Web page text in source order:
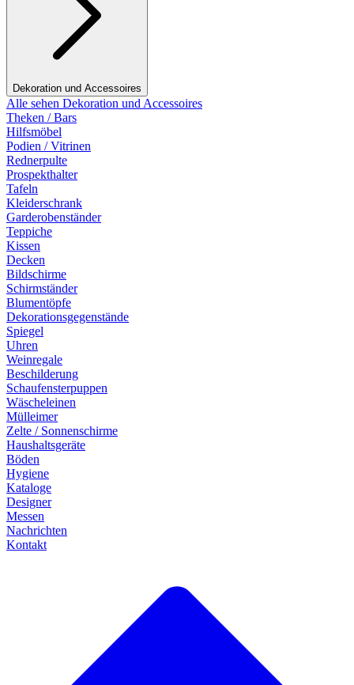
Dekoration und Accessoires
Alle sehen Dekoration und Accessoires
Theken / Bars
Hilfsmöbel
Podien / Vitrinen
Rednerpulte
Prospekthalter
Tafeln
Kleiderschrank
Garderobenständer
Teppiche
Kissen
Decken
Bildschirme
Schirmständer
Blumentöpfe
Dekorationsgegenstände
Spiegel
Uhren
Weinregale
Beschilderung
Schaufensterpuppen
Wäscheleinen
Mülleimer
Zelte / Sonnenschirme
Haushaltsgeräte
Böden
Hygiene
Kataloge
Designer
Messen
Nachrichten
Kontakt